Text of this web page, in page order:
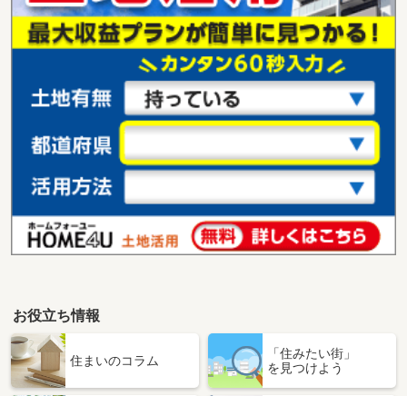
お役立ち情報
住まいのコラム
「住みたい街」
を見つけよう